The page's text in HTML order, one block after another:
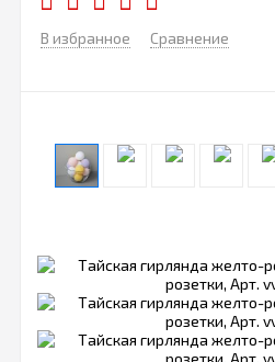
В избранное Сравнение